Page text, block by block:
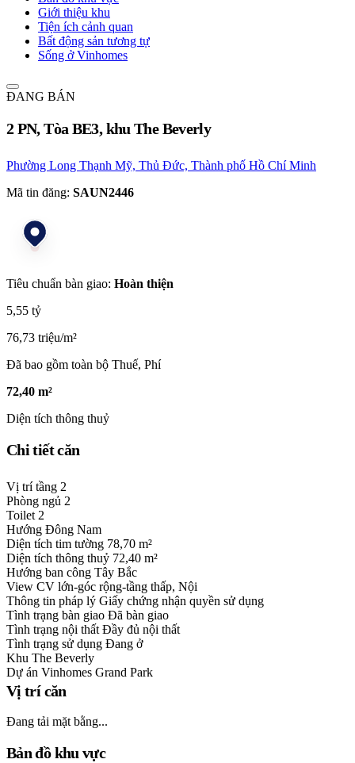
Giới thiệu khu
Tiện ích cảnh quan
Bất động sản tương tự
Sống ở Vinhomes
ĐANG BÁN
2 PN, Tòa BE3, khu The Beverly
Phường Long Thạnh Mỹ, Thủ Đức, Thành phố Hồ Chí Minh
Mã tin đăng: SAUN2446
Tiêu chuẩn bàn giao: Hoàn thiện
5,55 tỷ
76,73 triệu/m²
Đã bao gồm toàn bộ Thuế, Phí
72,40 m²
Diện tích thông thuỷ
Chi tiết căn
Vị trí tầng 2
Phòng ngủ 2
Toilet 2
Hướng Đông Nam
Diện tích tim tường 78,70 m²
Diện tích thông thuỷ 72,40 m²
Hướng ban công Tây Bắc
View CV lớn-góc rộng-tầng thấp, Nội
Thông tin pháp lý Giấy chứng nhận quyền sử dụng
Tình trạng bàn giao Đã bàn giao
Tình trạng nội thất Đầy đủ nội thất
Tình trạng sử dụng Đang ở
Khu The Beverly
Dự án Vinhomes Grand Park
Vị trí căn
Đang tải mặt bằng...
Bản đồ khu vực